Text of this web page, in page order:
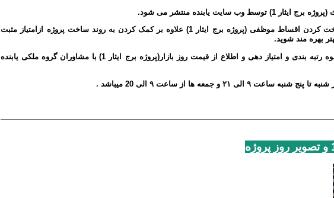
برج ایثار 1 ) توسط وب سایت یابنده منتشر می شود.
کردن اقساط موظفی (پروژه برج
ایثار 1
) علاوه بر کمک کردن به روند ساخت پروژه ازامتیاز مثبت
بهره مند شوید.
بندی و امتیاز دهی و اطلاع از قیمت روز بازار(پروژه برج
ایثار 1
) با مشاوران گروه ملکی یابنده
شنبه تا پنج شنبه ساعت۹ الی ۲۱ و جمعه ها از ساعت۹ الی20 میباشد .